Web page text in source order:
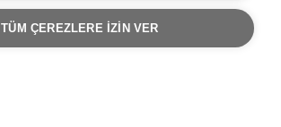
TÜM ÇEREZLERE IZIN VER